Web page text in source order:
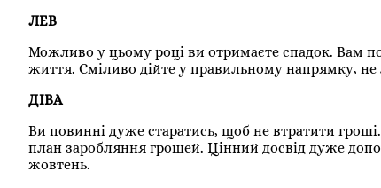
ЛЕВ
Можливо у цьому році ви отримаєте спадок. Вам
життя. Сміливо дійте у правильному напрямку, не
ДІВА
Ви повинні дуже старатись, щоб не втратити
план заробляння грошей. Цінний досвід дуже
жовтень.